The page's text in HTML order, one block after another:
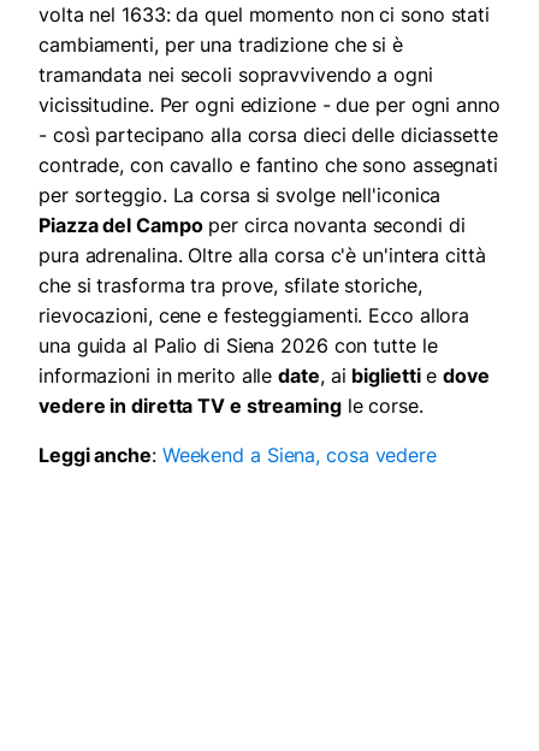
volta nel 1633: da quel momento non ci sono stati
cambiamenti, per una tradizione che si è
tramandata nei secoli sopravvivendo a ogni
vicissitudine. Per ogni edizione - due per ogni anno
- così partecipano alla corsa dieci delle diciassette
contrade, con cavallo e fantino che sono assegnati
per sorteggio. La corsa si svolge nell'iconica
Piazza del Campoper circa novanta secondi di
pura adrenalina. Oltre alla corsa c'è un'intera città
che si trasforma tra prove, sfilate storiche,
rievocazioni, cene e festeggiamenti. Ecco allora
una guida al Palio di Siena 2026 con tutte le
informazioni in merito alledate, ai bigliettiedove
vedere in diretta TV e streamingle corse.
Leggi anche: Weekend a Siena, cosa vedere